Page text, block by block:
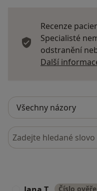
Recenze
Specialisté
odstranění
Další
Hledejte v názorech
Číslo